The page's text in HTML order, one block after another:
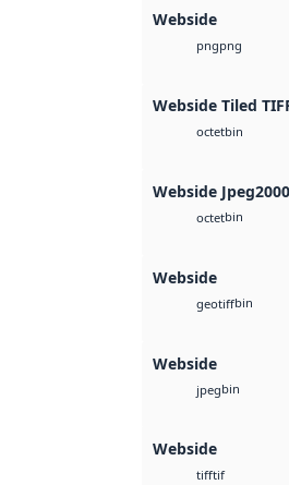
Webside
pngpng
Webside Tiled
octetbin
Webside Jpeg2000
octetbin
Webside
geotiffbin
Webside
jpegbin
Webside
tifftif